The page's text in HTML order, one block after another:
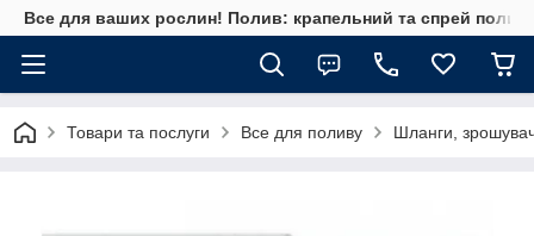
Все для ваших рослин! Полив: крапельний та спрей полив,
Товари та послуги Все для поливу Шланги,